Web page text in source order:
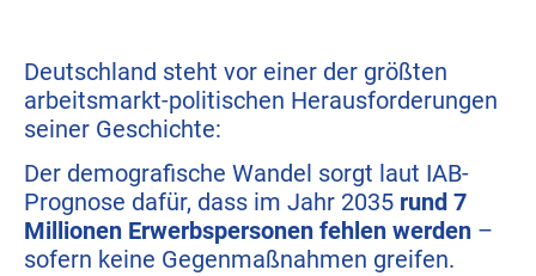
Deutschland steht vor einer der größten
arbeitsmarkt-politischen Herausforderungen
seiner Geschichte:
Der demografische Wandel sorgt laut IAB-
Prognose dafür, dass im Jahr 2035 rund 7
Millionen Erwerbspersonen fehlen werden –
sofern keine Gegenmaßnahmen greifen.